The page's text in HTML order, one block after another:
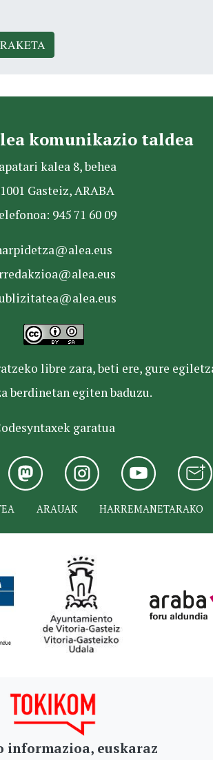
komunikazio taldea
kalea 8, behea
Gasteiz, ARABA
945 71 60 09
libre zara, beti ere, gure
berdinetan egiten baduzu.
garatua
ARAUAK HARREMANETARAKO
informazioa, euskaraz